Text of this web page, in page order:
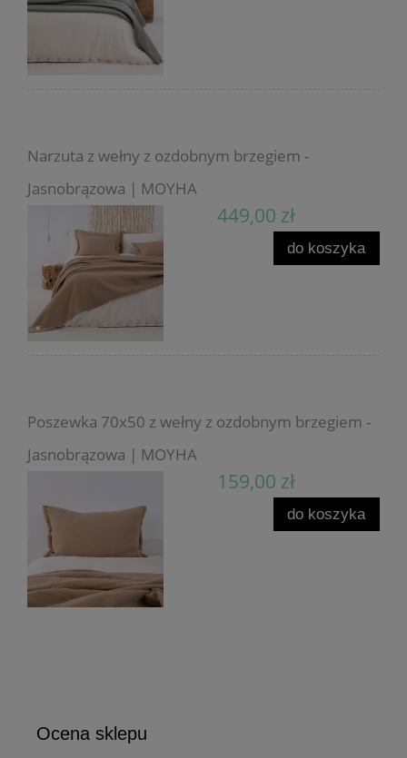
Narzuta z wełny z ozdobnym brzegiem -
Jasnobrązowa | MOYHA
449,00 zł
do koszyka
Poszewka 70x50 z wełny z ozdobnym brzegiem -
Jasnobrązowa | MOYHA
159,00 zł
do koszyka
Ocena sklepu